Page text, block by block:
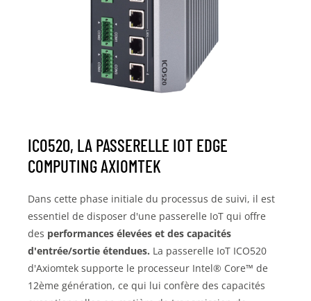
ICO520, LA PASSERELLE IOT EDGE
COMPUTING AXIOMTEK
Dans cette phase initiale du processus de suivi, il est
essentiel de disposer d'une passerelle IoT qui offre
des performances élevées et des capacités
d'entrée/sortie étendues. La passerelle IoT ICO520
d'Axiomtek supporte le processeur Intel® Core™ de
12ème génération, ce qui lui confère des capacités